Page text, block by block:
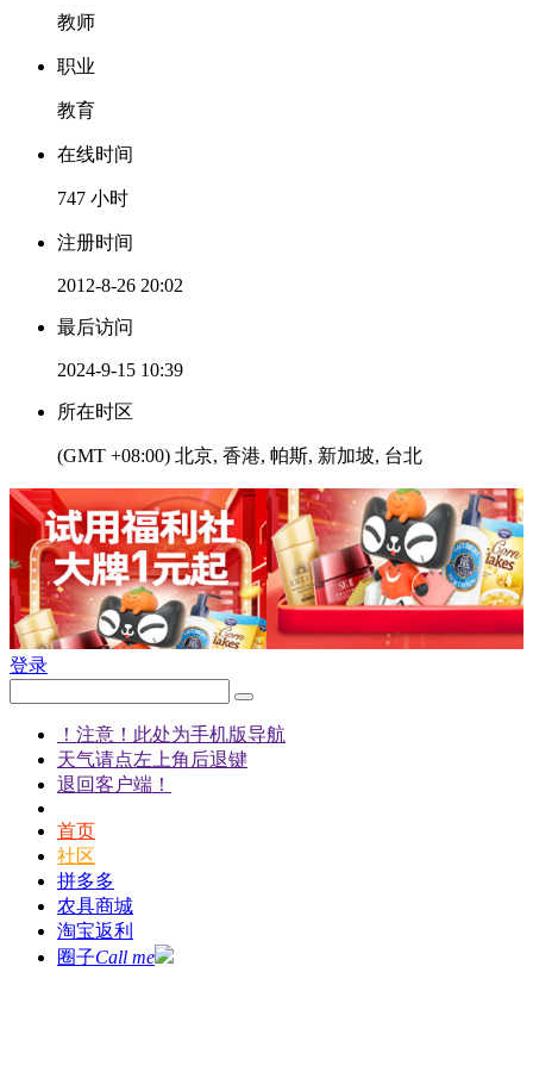
教师
职业
教育
在线时间
747 小时
注册时间
2012-8-26 20:02
最后访问
2024-9-15 10:39
所在时区
(GMT +08:00) 北京, 香港, 帕斯, 新加坡, 台北
登录
！注意！此处为手机版导航
天气请点左上角后退键
退回客户端！
首页
社区
拼多多
农具商城
淘宝返利
圈子Call me